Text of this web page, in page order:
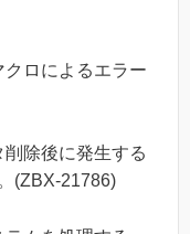
ロによるエラー
除後に発生する
(ZBX-21786)